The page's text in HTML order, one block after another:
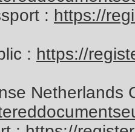
: https://
: https://
Netherlands